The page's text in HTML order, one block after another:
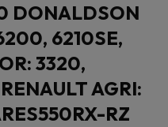
DONALDSON
6210SE,
3320,
AGRI:
RZ